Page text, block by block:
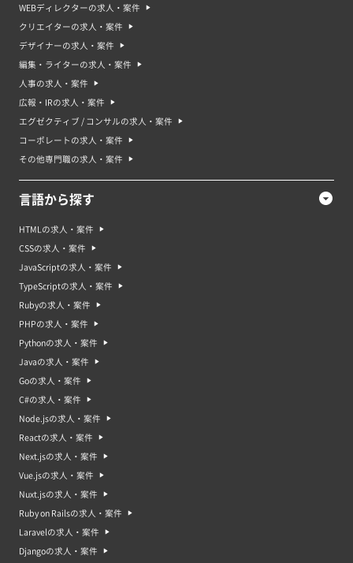
WEBディレクターの求人・案件
クリエイターの求人・案件
デザイナーの求人・案件
編集・ライターの求人・案件
人事の求人・案件
広報・IRの求人・案件
エグゼクティブ / コンサルの求人・案件
コーポレートの求人・案件
その他専門職の求人・案件
言語から探す
HTMLの求人・案件
CSSの求人・案件
JavaScriptの求人・案件
TypeScriptの求人・案件
Rubyの求人・案件
PHPの求人・案件
Pythonの求人・案件
Javaの求人・案件
Goの求人・案件
C#の求人・案件
Node.jsの求人・案件
Reactの求人・案件
Next.jsの求人・案件
Vue.jsの求人・案件
Nuxt.jsの求人・案件
Ruby on Railsの求人・案件
Laravelの求人・案件
Djangoの求人・案件